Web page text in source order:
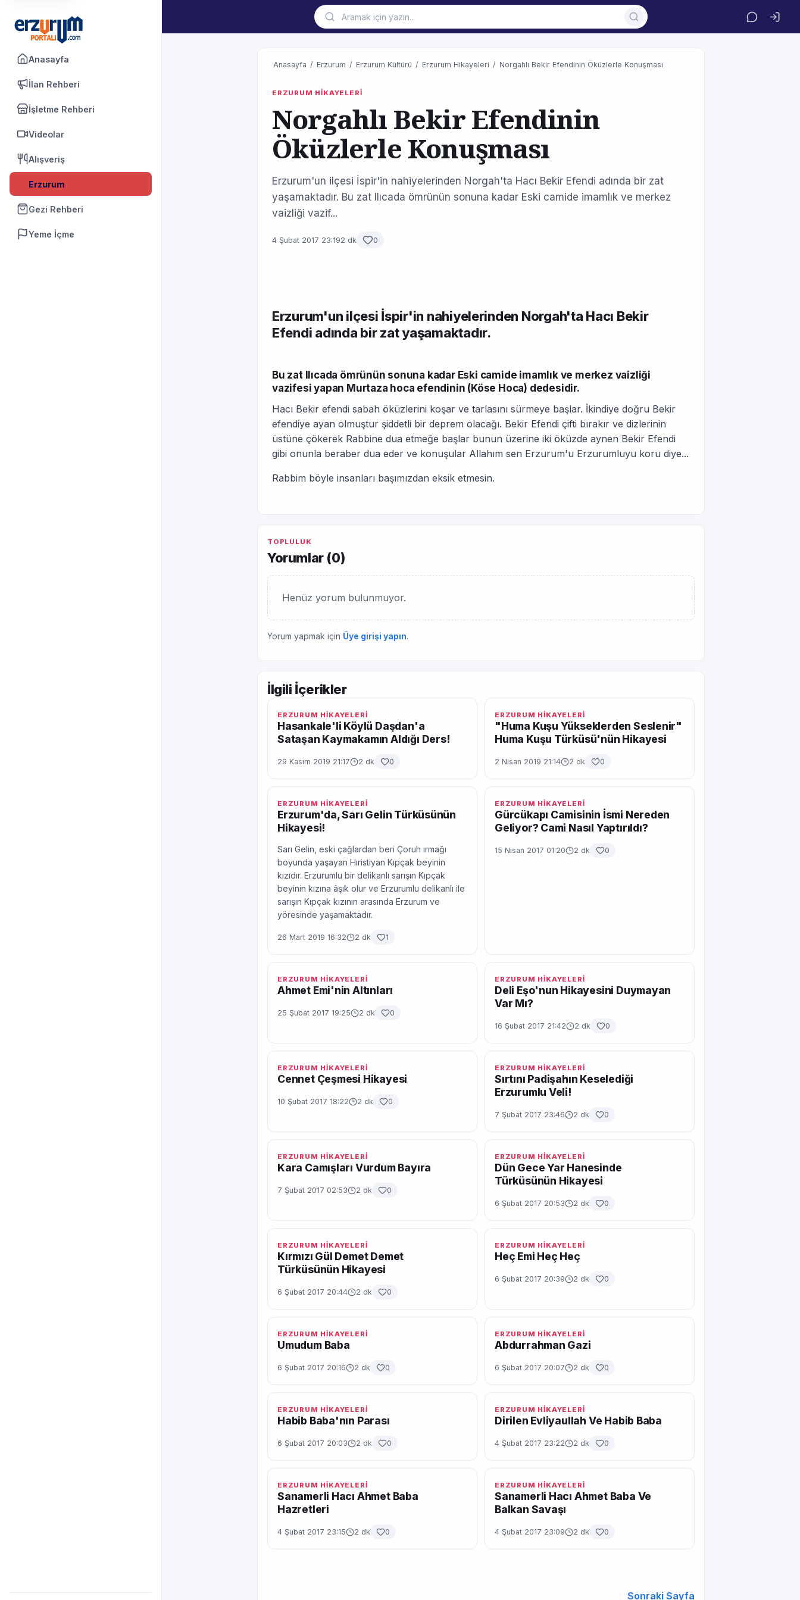
Anasayfa
İlan Rehberi
İşletme Rehberi
Videolar
Alışveriş
Erzurum
Gezi Rehberi
Yeme İçme
Anasayfa / Erzurum / Erzurum Kültürü / Erzurum Hikayeleri / Norgahlı Bekir Efendinin Öküzlerle Konuşması
ERZURUM HİKAYELERİ
Norgahlı Bekir Efendinin
Öküzlerle Konuşması
Erzurum'un ilçesi İspir'in nahiyelerinden Norgah'ta Hacı Bekir Efendi adında bir zat
yaşamaktadır. Bu zat Ilıcada ömrünün sonuna kadar Eski camide imamlık ve merkez
vaizliği vazif...
4 Şubat 2017 23:192 dk 0
Erzurum'un ilçesi İspir'in nahiyelerinden Norgah'ta Hacı Bekir
Efendi adında bir zat yaşamaktadır.
Bu zat Ilıcada ömrünün sonuna kadar Eski camide imamlık ve merkez vaizliği
vazifesi yapan Murtaza hoca efendinin (Köse Hoca) dedesidir.
Hacı Bekir efendi sabah öküzlerini koşar ve tarlasını sürmeye başlar. İkindiye doğru Bekir
efendiye ayan olmuştur şiddetli bir deprem olacağı. Bekir Efendi çifti bırakır ve dizlerinin
üstüne çökerek Rabbine dua etmeğe başlar bunun üzerine iki öküzde aynen Bekir Efendi
gibi onunla beraber dua eder ve konuşular Allahım sen Erzurum'u Erzurumluyu koru diye...
Rabbim böyle insanları başımızdan eksik etmesin.
TOPLULUK
Yorumlar (0)
Henüz yorum bulunmuyor.
Yorum yapmak için Üye girişi yapın.
İlgili İçerikler
ERZURUM HİKAYELERİ
Hasankale'li Köylü Daşdan'a
Sataşan Kaymakamın Aldığı Ders!
29 Kasım 2019 21:17 2 dk 0
ERZURUM HİKAYELERİ
"Huma Kuşu Yükseklerden Seslenir"
Huma Kuşu Türküsü'nün Hikayesi
2 Nisan 2019 21:14 2 dk 0
ERZURUM HİKAYELERİ
Erzurum'da, Sarı Gelin Türküsünün
Hikayesi!
Sarı Gelin, eski çağlardan beri Çoruh ırmağı
boyunda yaşayan Hıristiyan Kıpçak beyinin
kızıdır. Erzurumlu bir delikanlı sarışın Kıpçak
beyinin kızına âşık olur ve Erzurumlu delikanlı ile
sarışın Kıpçak kızının arasında Erzurum ve
yöresinde yaşamaktadır.
26 Mart 2019 16:32 2 dk 1
ERZURUM HİKAYELERİ
Gürcükapı Camisinin İsmi Nereden
Geliyor? Cami Nasıl Yaptırıldı?
15 Nisan 2017 01:20 2 dk 0
ERZURUM HİKAYELERİ
Ahmet Emi'nin Altınları
25 Şubat 2017 19:25 2 dk 0
ERZURUM HİKAYELERİ
Deli Eşo'nun Hikayesini Duymayan
Var Mı?
16 Şubat 2017 21:42 2 dk 0
ERZURUM HİKAYELERİ
Cennet Çeşmesi Hikayesi
10 Şubat 2017 18:22 2 dk 0
ERZURUM HİKAYELERİ
Sırtını Padişahın Keselediği
Erzurumlu Veli!
7 Şubat 2017 23:46 2 dk 0
ERZURUM HİKAYELERİ
Kara Camışları Vurdum Bayıra
7 Şubat 2017 02:53 2 dk 0
ERZURUM HİKAYELERİ
Dün Gece Yar Hanesinde
Türküsünün Hikayesi
6 Şubat 2017 20:53 2 dk 0
ERZURUM HİKAYELERİ
Kırmızı Gül Demet Demet
Türküsünün Hikayesi
6 Şubat 2017 20:44 2 dk 0
ERZURUM HİKAYELERİ
Heç Emi Heç Heç
6 Şubat 2017 20:39 2 dk 0
ERZURUM HİKAYELERİ
Umudum Baba
6 Şubat 2017 20:16 2 dk 0
ERZURUM HİKAYELERİ
Abdurrahman Gazi
6 Şubat 2017 20:07 2 dk 0
ERZURUM HİKAYELERİ
Habib Baba'nın Parası
6 Şubat 2017 20:03 2 dk 0
ERZURUM HİKAYELERİ
Dirilen Evliyaullah Ve Habib Baba
4 Şubat 2017 23:22 2 dk 0
ERZURUM HİKAYELERİ
Sanamerli Hacı Ahmet Baba
Hazretleri
4 Şubat 2017 23:15 2 dk 0
ERZURUM HİKAYELERİ
Sanamerli Hacı Ahmet Baba Ve
Balkan Savaşı
4 Şubat 2017 23:09 2 dk 0
Sonraki Sayfa